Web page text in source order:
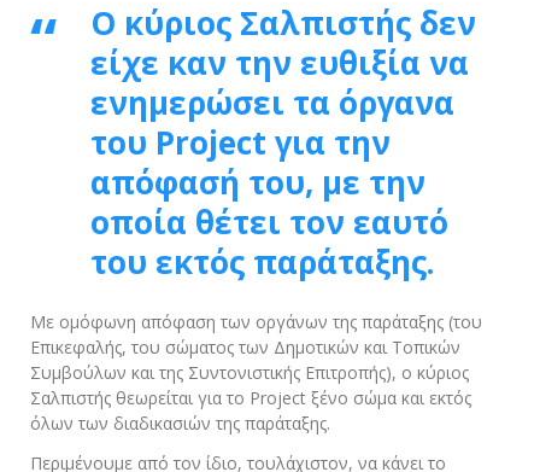
Ο κύριος Σαλπιστής δεν
είχε καν την ευθιξία να
ενημερώσει τα όργανα
του Project για την
απόφασή του, με την
οποία θέτει τον εαυτό
του εκτός παράταξης.
Με ομόφωνη απόφαση των οργάνων της παράταξης (του
Επικεφαλής, του σώματος των Δημοτικών και Τοπικών
Συμβούλων και της Συντονιστικής Επιτροπής), ο κύριος
Σαλπιστής θεωρείται για το Project ξένο σώμα και εκτός
όλων των διαδικασιών της παράταξης.
Περιμένουμε από τον ίδιο, τουλάχιστον, να κάνει το